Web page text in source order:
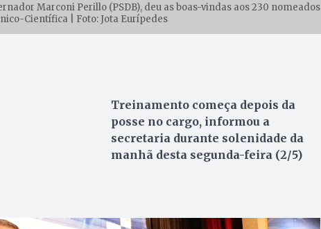
Marconi Perillo (PSDB), deu as boas-vindas aos 230 nomeados
Científica | Foto: Jota Eurípedes
Treinamento começa depois da
posse no cargo, informou a
secretaria durante solenidade da
manhã desta segunda-feira (2/5)